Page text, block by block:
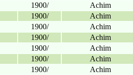
1900/
Achim
1900/
Achim
1900/
Achim
1900/
Achim
1900/
Achim
1900/
Achim
1900/
Achim